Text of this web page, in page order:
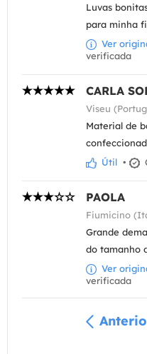
Luvas
para minha
Ver
verificada
CARLA
Viseu
Material de
Útil •
PAOLA
Fiumicino
Grande
do tamanho
Ver
verificada